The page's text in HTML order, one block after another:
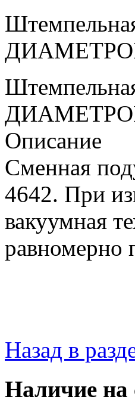
ДИАМЕТРОМ
ДИАМЕТРОМ
Описание
Сменная
4642. При
вакуумная
равномерно
Назад в
Наличие на